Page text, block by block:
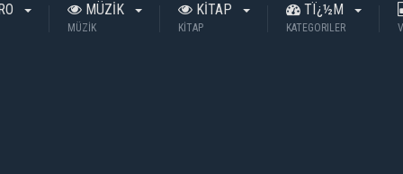
MÜZİK
MÜZİK
KİTAP
KİTAP
TÏ¿½M
KATEGORILER